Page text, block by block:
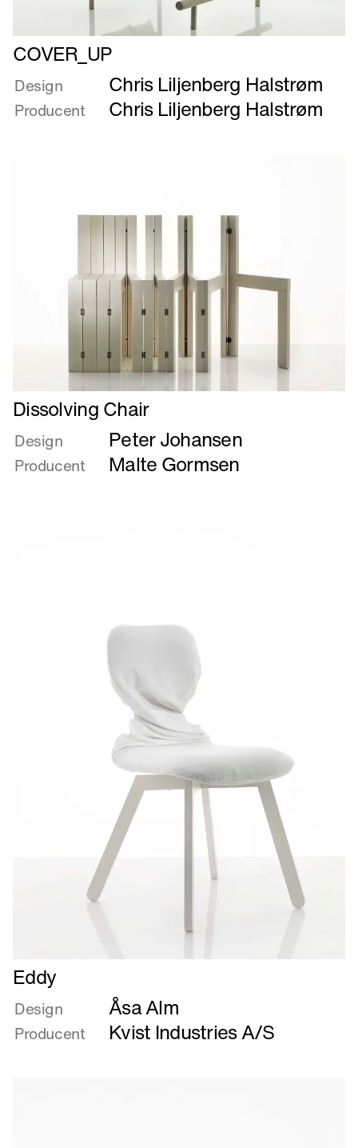
Læs
mere
om
COVER_UP
COVER_UP
Design Chris Liljenberg Halstrøm
Producent Chris Liljenberg Halstrøm
Læs
mere
om
Dissolving
Chair
Dissolving Chair
Design Peter Johansen
Producent Malte Gormsen
Læs
mere
om
Eddy
Eddy
Design Åsa Alm
Producent Kvist Industries A/S